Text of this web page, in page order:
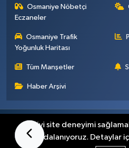
Osmaniye Nöbetçi
Eczaneler
Osmaniye Trafik
Yoğunluk Haritası
Tüm Manşetler
Haber Arşivi
Künye İletişim
En iyi site deneyimi
faydalanıyoruz. Detaylar